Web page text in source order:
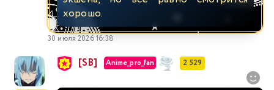
хорошо.
30 июля 2026 16:38
[SB] Anime_pro_fan 2 529